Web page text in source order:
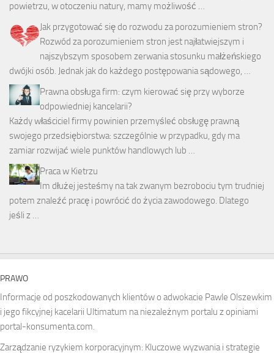
powietrzu, w otoczeniu natury, mamy możliwość …
Jak przygotować się do rozwodu za porozumieniem stron?
Rozwód za porozumieniem stron jest najłatwiejszym i
najszybszym sposobem zerwania stosunku małżeńskiego
dwójki osób. Jednak jak do każdego postępowania sądowego, …
Prawna obsługa firm: czym kierować się przy wyborze
odpowiedniej kancelarii?
Każdy właściciel firmy powinien przemyśleć obsługę prawną
swojego przedsiębiorstwa: szczególnie w przypadku, gdy ma
zamiar rozwijać wiele punktów handlowych lub …
Praca w Kietrzu
Im dłużej jesteśmy na tak zwanym bezrobociu tym trudniej
potem znaleźć pracę i powrócić do życia zawodowego. Dlatego
jeśli z …
PRAWO
Informacje od poszkodowanych klientów o adwokacie Pawle Olszewkim
i jego fikcyjnej kacelarii Ultimatum na niezależnym portalu z opiniami
portal-konsumenta.com.
Zarządzanie ryzykiem korporacyjnym: Kluczowe wyzwania i strategie